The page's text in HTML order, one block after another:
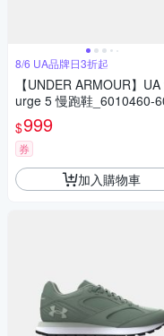
8/6 UA品牌日3折起
【UNDER ARMOUR】
urge 5 慢跑鞋_6010460-
$999
券
加入購物車